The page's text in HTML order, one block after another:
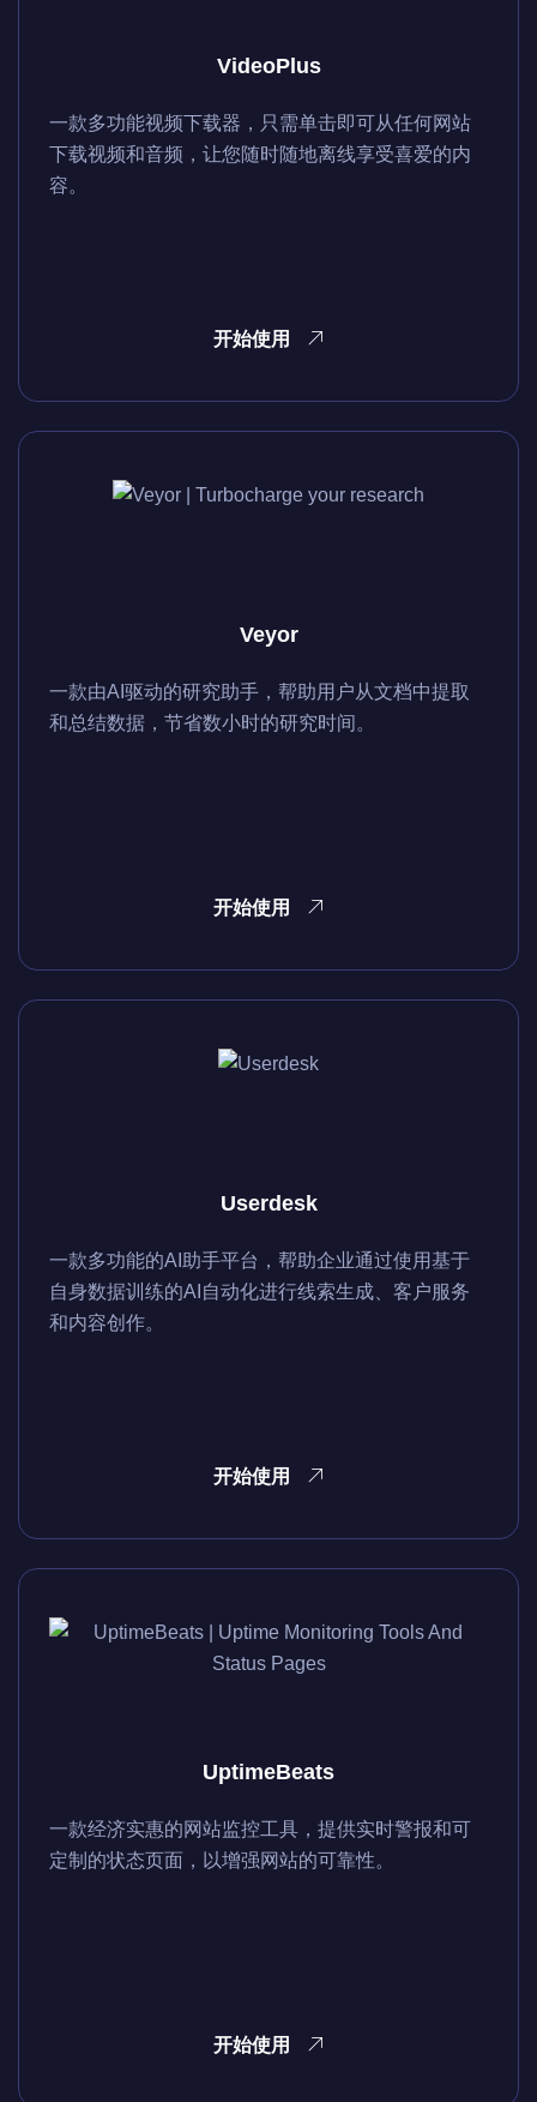
VideoPlus
一款多功能视频下载器，只需单击即可从任何网站
下载视频和音频，让您随时随地离线享受喜爱的内
容。
开始使用
Veyor
一款由AI驱动的研究助手，帮助用户从文档中提取
和总结数据，节省数小时的研究时间。
开始使用
Userdesk
一款多功能的AI助手平台，帮助企业通过使用基于
自身数据训练的AI自动化进行线索生成、客户服务
和内容创作。
开始使用
UptimeBeats
一款经济实惠的网站监控工具，提供实时警报和可
定制的状态页面，以增强网站的可靠性。
开始使用